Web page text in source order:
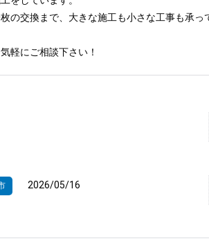
の交換まで、大きな施工も小さな工事も承っ
軽にご相談下さい！
2026/05/16